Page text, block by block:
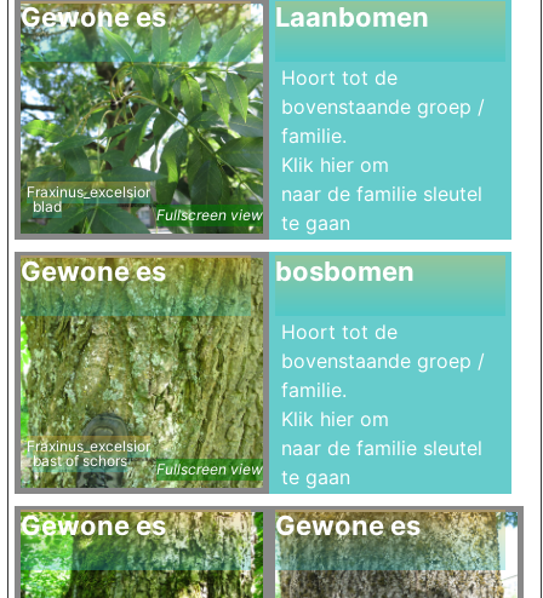
Gewone es
Fraxinus_excelsior
blad
Fullscreen view
Laanbomen
Hoort tot de
bovenstaande groep /
familie.
Klik hier om
naar de familie sleutel
te gaan
Gewone es
Fraxinus_excelsior
bast of schors
Fullscreen view
bosbomen
Hoort tot de
bovenstaande groep /
familie.
Klik hier om
naar de familie sleutel
te gaan
Gewone es Gewone es